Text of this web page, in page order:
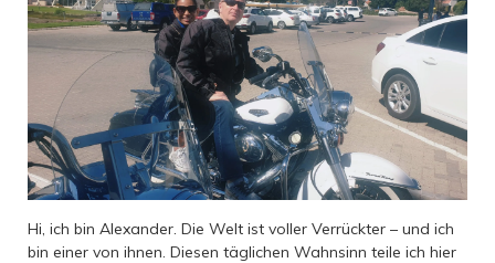
Hi, ich bin Alexander. Die Welt ist voller Verrückter – und ich
bin einer von ihnen. Diesen täglichen Wahnsinn teile ich hier